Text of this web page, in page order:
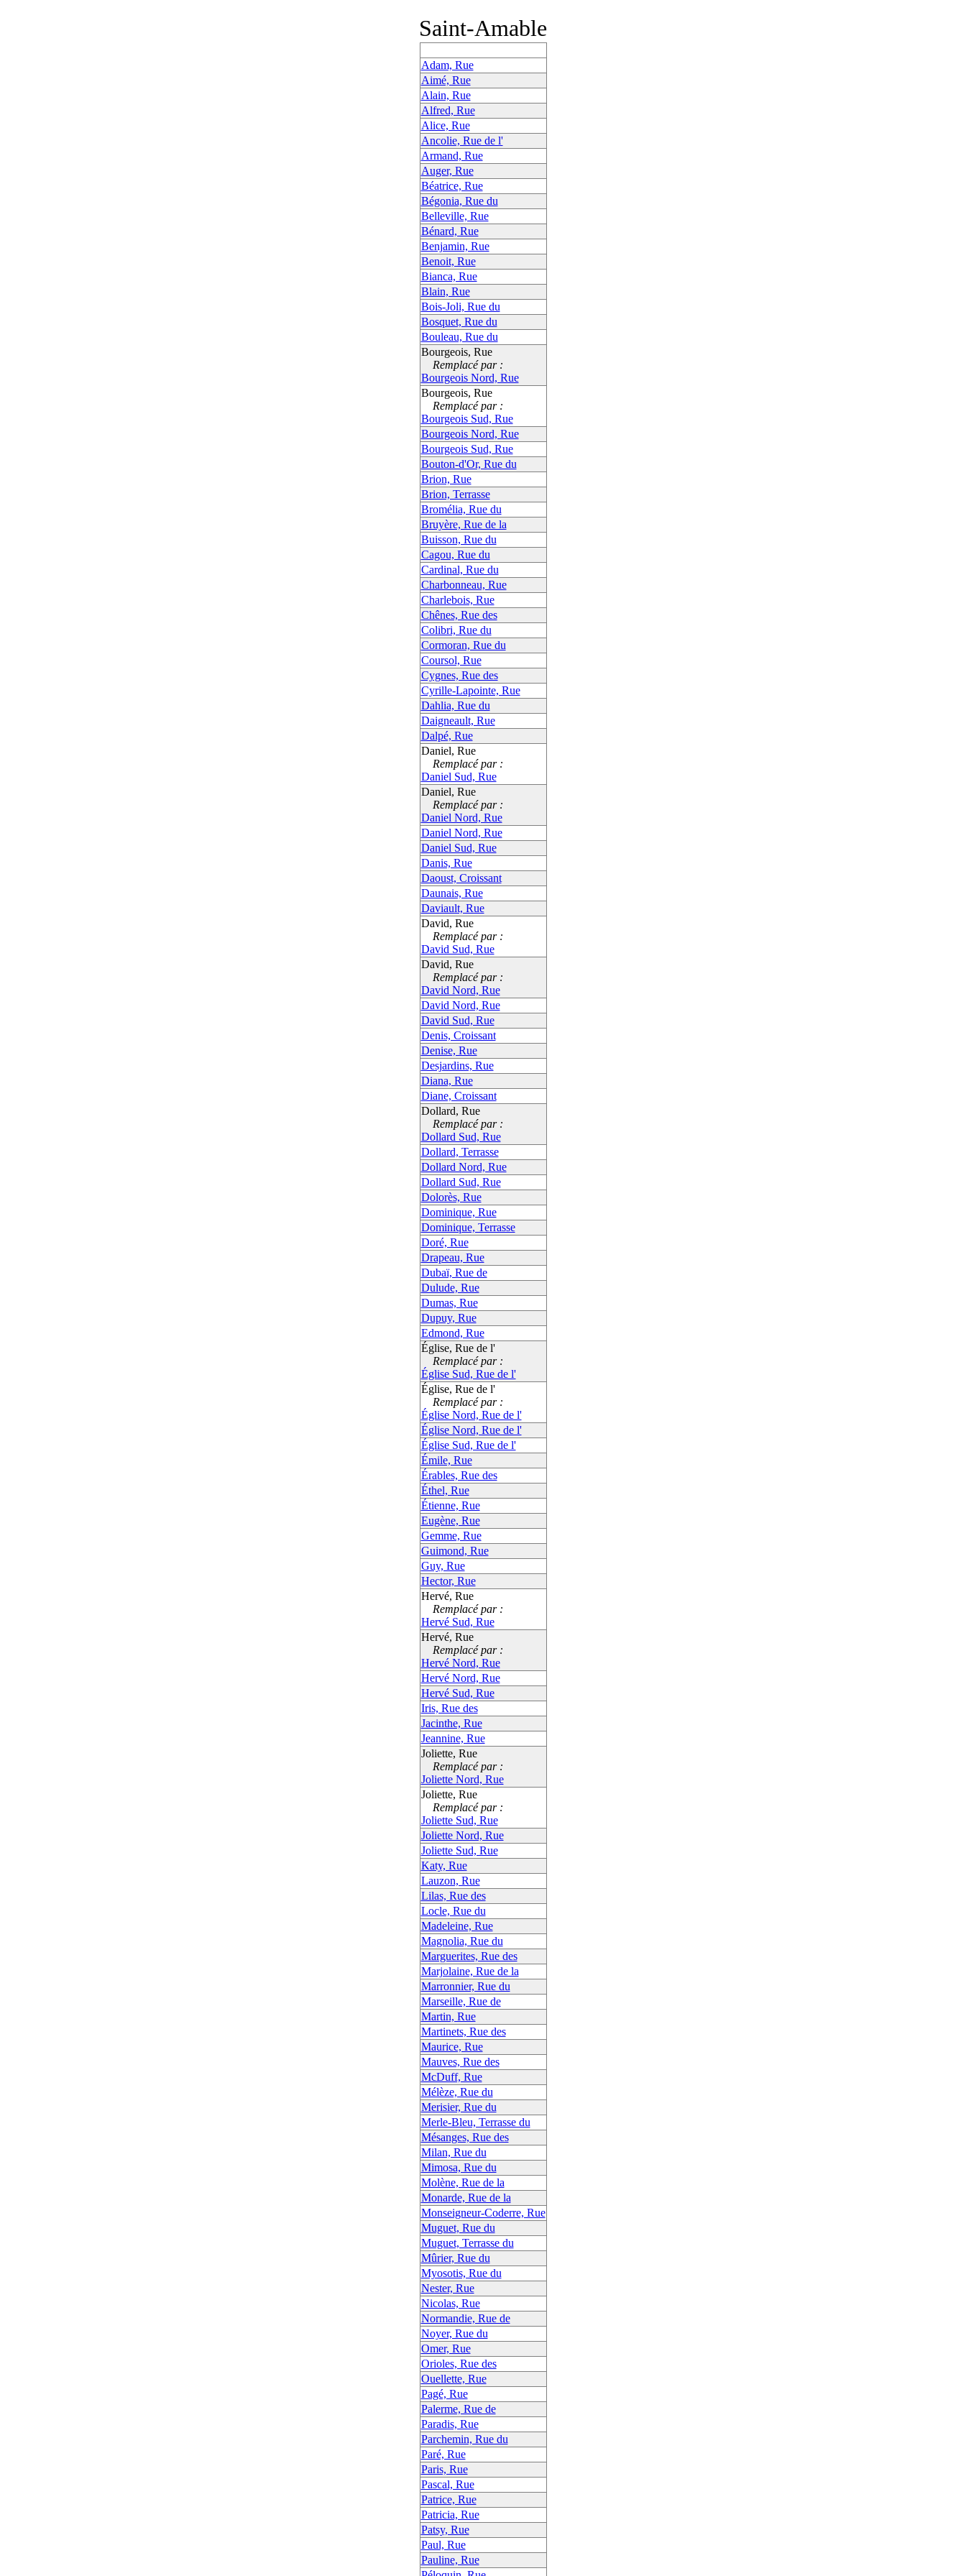
Saint-Amable
Adam, Rue
Aimé, Rue
Alain, Rue
Alfred, Rue
Alice, Rue
Ancolie, Rue de l'
Armand, Rue
Auger, Rue
Béatrice, Rue
Bégonia, Rue du
Belleville, Rue
Bénard, Rue
Benjamin, Rue
Benoit, Rue
Bianca, Rue
Blain, Rue
Bois-Joli, Rue du
Bosquet, Rue du
Bouleau, Rue du
Bourgeois, Rue
Remplacé par :
Bourgeois Nord, Rue
Bourgeois, Rue
Remplacé par :
Bourgeois Sud, Rue
Bourgeois Nord, Rue
Bourgeois Sud, Rue
Bouton-d'Or, Rue du
Brion, Rue
Brion, Terrasse
Bromélia, Rue du
Bruyère, Rue de la
Buisson, Rue du
Cagou, Rue du
Cardinal, Rue du
Charbonneau, Rue
Charlebois, Rue
Chênes, Rue des
Colibri, Rue du
Cormoran, Rue du
Coursol, Rue
Cygnes, Rue des
Cyrille-Lapointe, Rue
Dahlia, Rue du
Daigneault, Rue
Dalpé, Rue
Daniel, Rue
Remplacé par :
Daniel Sud, Rue
Daniel, Rue
Remplacé par :
Daniel Nord, Rue
Daniel Nord, Rue
Daniel Sud, Rue
Danis, Rue
Daoust, Croissant
Daunais, Rue
Daviault, Rue
David, Rue
Remplacé par :
David Sud, Rue
David, Rue
Remplacé par :
David Nord, Rue
David Nord, Rue
David Sud, Rue
Denis, Croissant
Denise, Rue
Desjardins, Rue
Diana, Rue
Diane, Croissant
Dollard, Rue
Remplacé par :
Dollard Sud, Rue
Dollard, Terrasse
Dollard Nord, Rue
Dollard Sud, Rue
Dolorès, Rue
Dominique, Rue
Dominique, Terrasse
Doré, Rue
Drapeau, Rue
Dubaï, Rue de
Dulude, Rue
Dumas, Rue
Dupuy, Rue
Edmond, Rue
Église, Rue de l'
Remplacé par :
Église Sud, Rue de l'
Église, Rue de l'
Remplacé par :
Église Nord, Rue de l'
Église Nord, Rue de l'
Église Sud, Rue de l'
Émile, Rue
Érables, Rue des
Éthel, Rue
Étienne, Rue
Eugène, Rue
Gemme, Rue
Guimond, Rue
Guy, Rue
Hector, Rue
Hervé, Rue
Remplacé par :
Hervé Sud, Rue
Hervé, Rue
Remplacé par :
Hervé Nord, Rue
Hervé Nord, Rue
Hervé Sud, Rue
Iris, Rue des
Jacinthe, Rue
Jeannine, Rue
Joliette, Rue
Remplacé par :
Joliette Nord, Rue
Joliette, Rue
Remplacé par :
Joliette Sud, Rue
Joliette Nord, Rue
Joliette Sud, Rue
Katy, Rue
Lauzon, Rue
Lilas, Rue des
Locle, Rue du
Madeleine, Rue
Magnolia, Rue du
Marguerites, Rue des
Marjolaine, Rue de la
Marronnier, Rue du
Marseille, Rue de
Martin, Rue
Martinets, Rue des
Maurice, Rue
Mauves, Rue des
McDuff, Rue
Mélèze, Rue du
Merisier, Rue du
Merle-Bleu, Terrasse du
Mésanges, Rue des
Milan, Rue du
Mimosa, Rue du
Molène, Rue de la
Monarde, Rue de la
Monseigneur-Coderre, Rue
Muguet, Rue du
Muguet, Terrasse du
Mûrier, Rue du
Myosotis, Rue du
Nester, Rue
Nicolas, Rue
Normandie, Rue de
Noyer, Rue du
Omer, Rue
Orioles, Rue des
Ouellette, Rue
Pagé, Rue
Palerme, Rue de
Paradis, Rue
Parchemin, Rue du
Paré, Rue
Paris, Rue
Pascal, Rue
Patrice, Rue
Patricia, Rue
Patsy, Rue
Paul, Rue
Pauline, Rue